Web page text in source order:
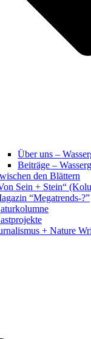
Über uns –
Beiträge –
den Blättern
Sein + Stein“
“Megatrends-?”
+ Nature